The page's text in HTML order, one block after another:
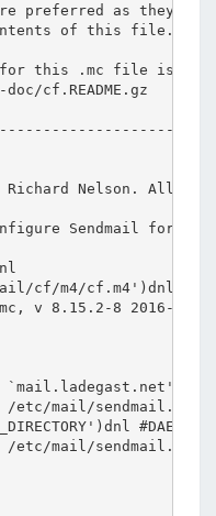
preferred as they
of this file.
for this .mc file is:
cf.README.gz
Nelson. All
Sendmail for use
cf/m4/cf.m4')dnl
v 8.15.2-8 2016-12-
`mail.ladegast.net')dnl
mail/sendmail.conf -
mail/sendmail.conf -